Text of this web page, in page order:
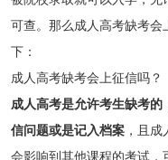
可查。那么成人高考缺考会
下：
成人高考缺考会上征信吗？
成人高考是允许考生缺考
信问题或是记入档案，且成
会影响到其他课程的考试，